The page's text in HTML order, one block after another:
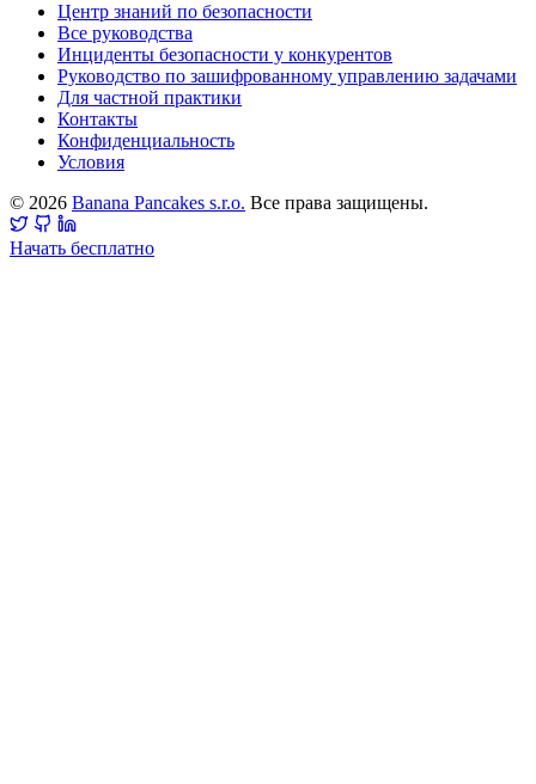
Центр знаний по безопасности
Все руководства
Инциденты безопасности у конкурентов
Руководство по зашифрованному управлению задачами
Для частной практики
Контакты
Конфиденциальность
Условия
© 2026 Banana Pancakes s.r.o. Все права защищены.
Начать бесплатно